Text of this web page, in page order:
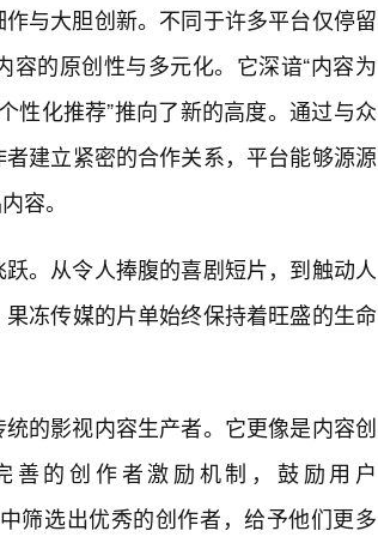
与大胆创新。不同于许多平台仅停留
的原创性与多元化。它深谙“内容为
性化推荐”推向了新的高度。通过与众
建立紧密的合作关系，平台能够源源
容。
。从令人捧腹的喜剧短片，到触动人
冻传媒的片单始终保持着旺盛的生命
的影视内容生产者。它更像是内容创
善的创作者激励机制，鼓励用户
筛选出优秀的创作者，给予他们更多